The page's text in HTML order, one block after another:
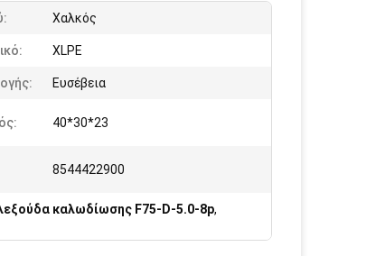
Χαλκός
XLPE
Ευσέβεια
40*30*23
8544422900
καλωδίωσης F75-D-5.0-8p,